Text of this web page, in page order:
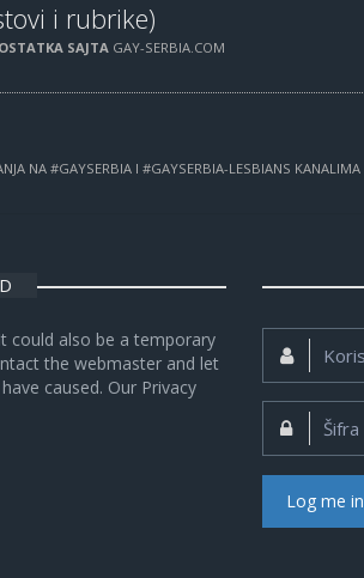
i rubrike)
OSTATKA SAJTA GAY-SERBIA.COM
NA #GAYSERBIA I #GAYSERBIA-LESBIANS KANALIMA
could also be a temporary
the webmaster and let
caused. Our Privacy
Korisničko
Šifra:
Log me in